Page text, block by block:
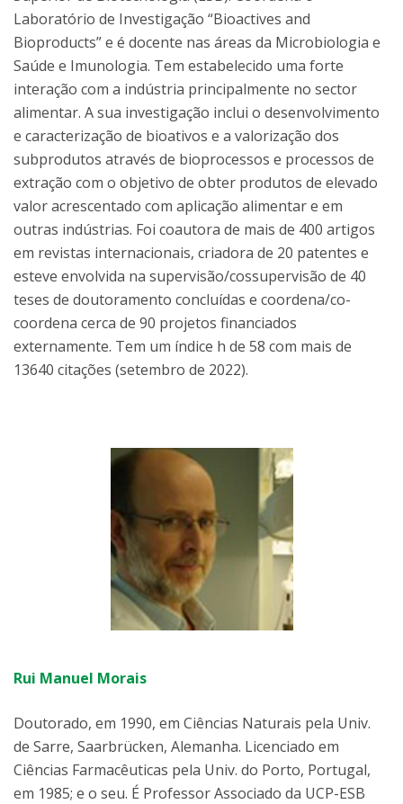
Laboratório de Investigação “Bioactives and
Bioproducts” e é docente nas áreas da Microbiologia e
Saúde e Imunologia. Tem estabelecido uma forte
interação com a indústria principalmente no sector
alimentar. A sua investigação inclui o desenvolvimento
e caracterização de bioativos e a valorização dos
subprodutos através de bioprocessos e processos de
extração com o objetivo de obter produtos de elevado
valor acrescentado com aplicação alimentar e em
outras indústrias. Foi coautora de mais de 400 artigos
em revistas internacionais, criadora de 20 patentes e
esteve envolvida na supervisão/cossupervisão de 40
teses de doutoramento concluídas e coordena/co-
coordena cerca de 90 projetos financiados
externamente. Tem um índice h de 58 com mais de
13640 citações (setembro de 2022).
Rui Manuel Morais
Doutorado, em 1990, em Ciências Naturais pela Univ.
de Sarre, Saarbrücken, Alemanha. Licenciado em
Ciências Farmacêuticas pela Univ. do Porto, Portugal,
em 1985; e o seu. É Professor Associado da UCP-ESB